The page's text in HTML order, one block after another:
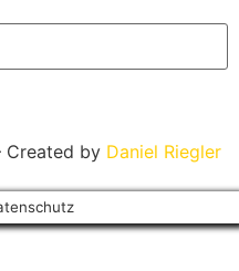
Created by Daniel Riegler